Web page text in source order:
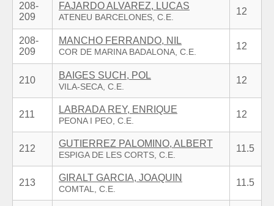
208-
209
FAJARDO ALVAREZ, LUCAS
12
208-
209
MANCHO FERRANDO, NIL
12
210 BAIGES SUCH, POL 12
211 LABRADA REY, ENRIQUE 12
212 GUTIERREZ PALOMINO, ALBERT 11.5
213 GIRALT GARCIA, JOAQUIN 11.5